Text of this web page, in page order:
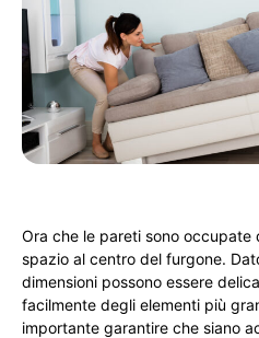
Ora che le pareti sono occupate
spazio al centro del furgone.
dimensioni possono essere
facilmente degli elementi più
importante garantire che siano